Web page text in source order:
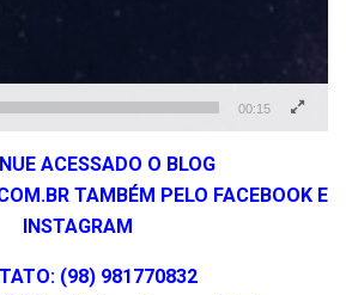
00:15
ACESSADO O BLOG
TAMBÉM PELO FACEBOOK E
INSTAGRAM
(98) 981770832